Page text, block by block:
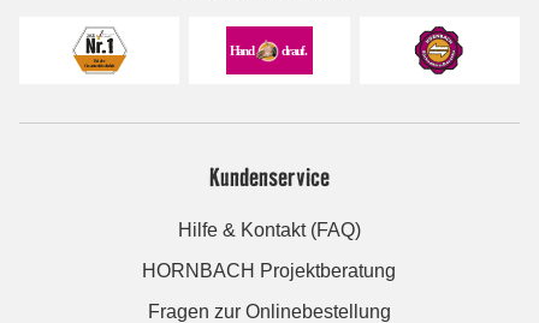
Kundenservice
Hilfe & Kontakt (FAQ)
HORNBACH Projektberatung
Fragen zur Onlinebestellung